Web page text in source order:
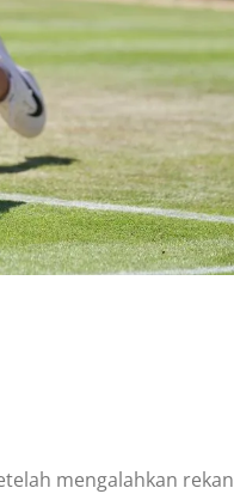
mengalahkan rekan